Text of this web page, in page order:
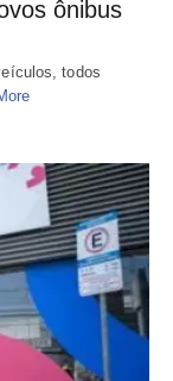
ônibus
todos